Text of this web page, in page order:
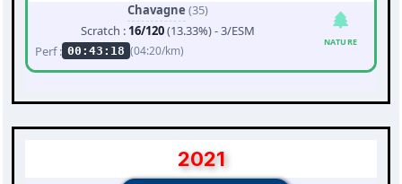
Chavagne (35)
Scratch : 16/120(13.33%) - 3/ESM
Perf : 00:43:18 (04:20/km)
NATURE
2021